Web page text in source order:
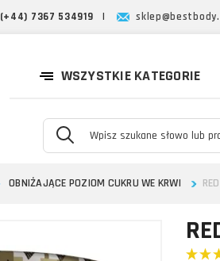
(+44) 7367 534919 |
WSZYSTKIE KATEGORIE
OBNIŻAJĄCE POZIOM CUKRU WE KRWI